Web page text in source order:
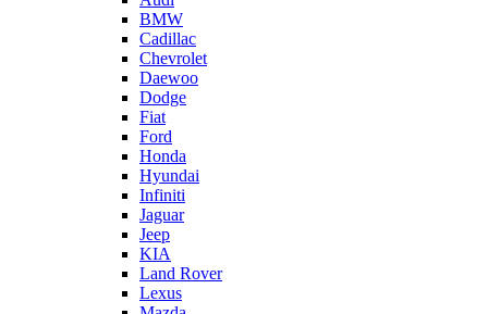
BMW
Cadillac
Chevrolet
Daewoo
Dodge
Fiat
Ford
Honda
Hyundai
Infiniti
Jaguar
Jeep
KIA
Land Rover
Lexus